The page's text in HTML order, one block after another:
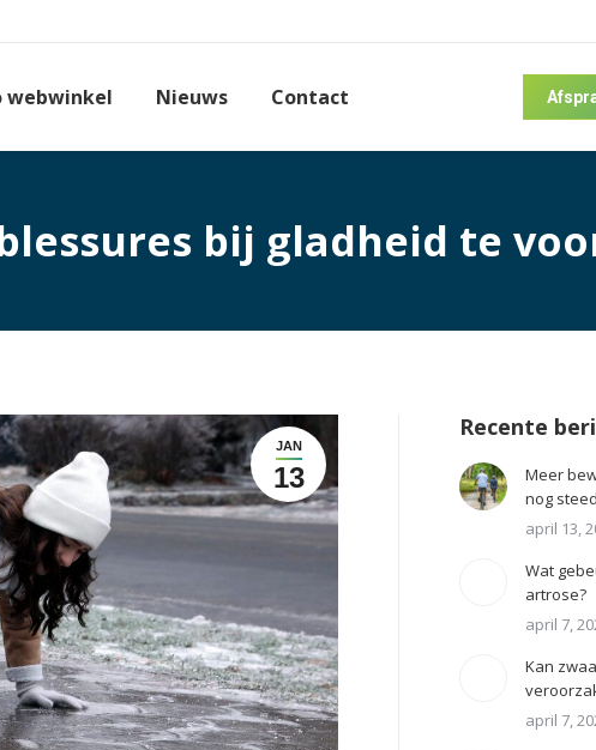
webwinkel Nieuws Contact
bij gladheid te
JAN
13
Recente
Meer
nog
april 13,
Wat
artrose?
april 7,
Kan
april 7,